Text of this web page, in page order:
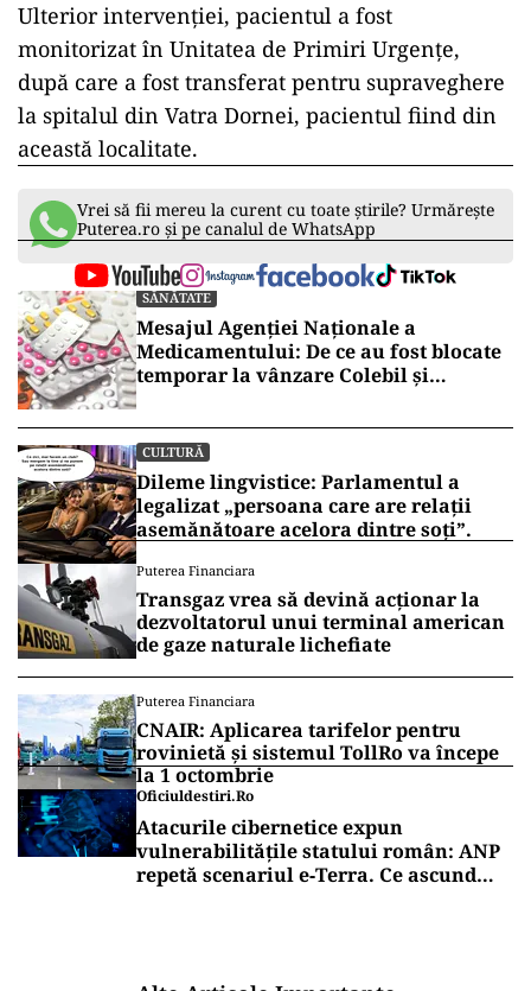
Ulterior intervenţiei, pacientul a fost
monitorizat în Unitatea de Primiri Urgenţe,
după care a fost transferat pentru supraveghere
la spitalul din Vatra Dornei, pacientul fiind din
această localitate.
Vrei să fii mereu la curent cu toate știrile? Urmărește
Puterea.ro și pe canalul de WhatsApp
SĂNĂTATE
Mesajul Agenției Naționale a
Medicamentului: De ce au fost blocate
temporar la vânzare Colebil și
CULTURĂ
Dileme lingvistice: Parlamentul a
legalizat „persoana care are relații
asemănătoare acelora dintre soți”.
Puterea Financiara
Transgaz vrea să devină acționar la
dezvoltatorul unui terminal american
de gaze naturale lichefiate
Puterea Financiara
CNAIR: Aplicarea tarifelor pentru
rovinietă și sistemul TollRo va începe
la 1 octombrie
Oficiuldestiri.ro
Atacurile cibernetice expun
vulnerabilitățile statului român: ANP
repetă scenariul e‑Terra. Ce ascund